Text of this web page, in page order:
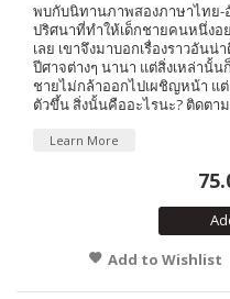
พบกับนิทานภาพสองภาษาไทย-
ปริศนาที่ทำให้เด็กชายคนหนึ่งอ
เลย เขาจึงมาบอกเรื่องราวอัน
ปีศาจต่างๆ นานา แต่สิ่งเหล่านั้น
ชายไม่กล้าออกไปเผชิญหน้า แ
ตัวขึ้น สิ่งนั้นคืออะไรนะ? ติดตา
Learn More
Add to Wishlist